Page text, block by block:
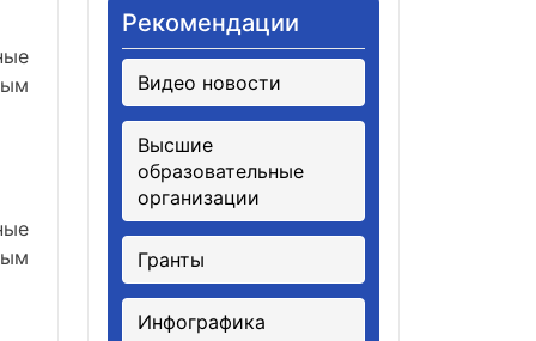
Рекомендации
Видео новости
Высшие
образовательные
организации
Гранты
Инфографика